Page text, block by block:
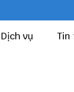
Dịch vụ Tin